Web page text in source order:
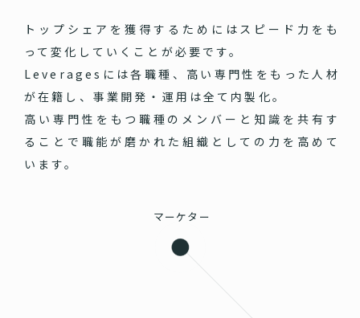
マーケター
トップシェアを獲得するためにはスピード力をも
って変化していくことが必要です。
Leveragesには各職種、高い専門性をもった人材
が在籍し、事業開発・運用は全て内製化。
高い専門性をもつ職種のメンバーと知識を共有す
ることで職能が磨かれた組織としての力を高めて
います。